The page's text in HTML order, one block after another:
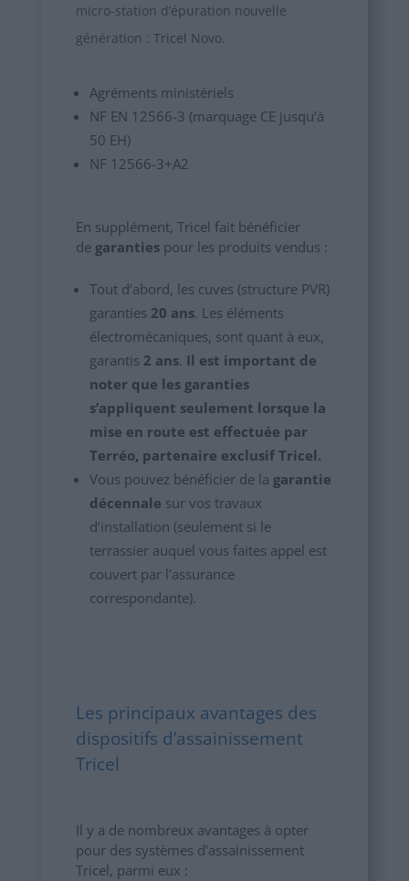
micro-station d’épuration nouvelle
génération : Tricel Novo.
Agréments ministériels
NF EN 12566-3 (marquage CE jusqu’à
50 EH)
NF 12566-3+A2
En supplément, Tricel fait bénéficier
de garantiespour les produits vendus :
Tout d’abord, les cuves (structure PVR)
garanties 20 ans. Les éléments
électromécaniques, sont quant à eux,
garantis 2 ans. Il est important de
noter que les garanties
s’appliquent seulement lorsque la
mise en route est effectuée par
Terréo, partenaire exclusif Tricel.
Vous pouvez bénéficier de la garantie
décennale sur vos travaux
d’installation (seulement si le
terrassier auquel vous faites appel est
couvert par l’assurance
correspondante).
Les principaux avantages des
dispositifs d’assainissement
Tricel
Il y a de nombreux avantages à opter
pour des systèmes d’assainissement
Tricel, parmi eux :